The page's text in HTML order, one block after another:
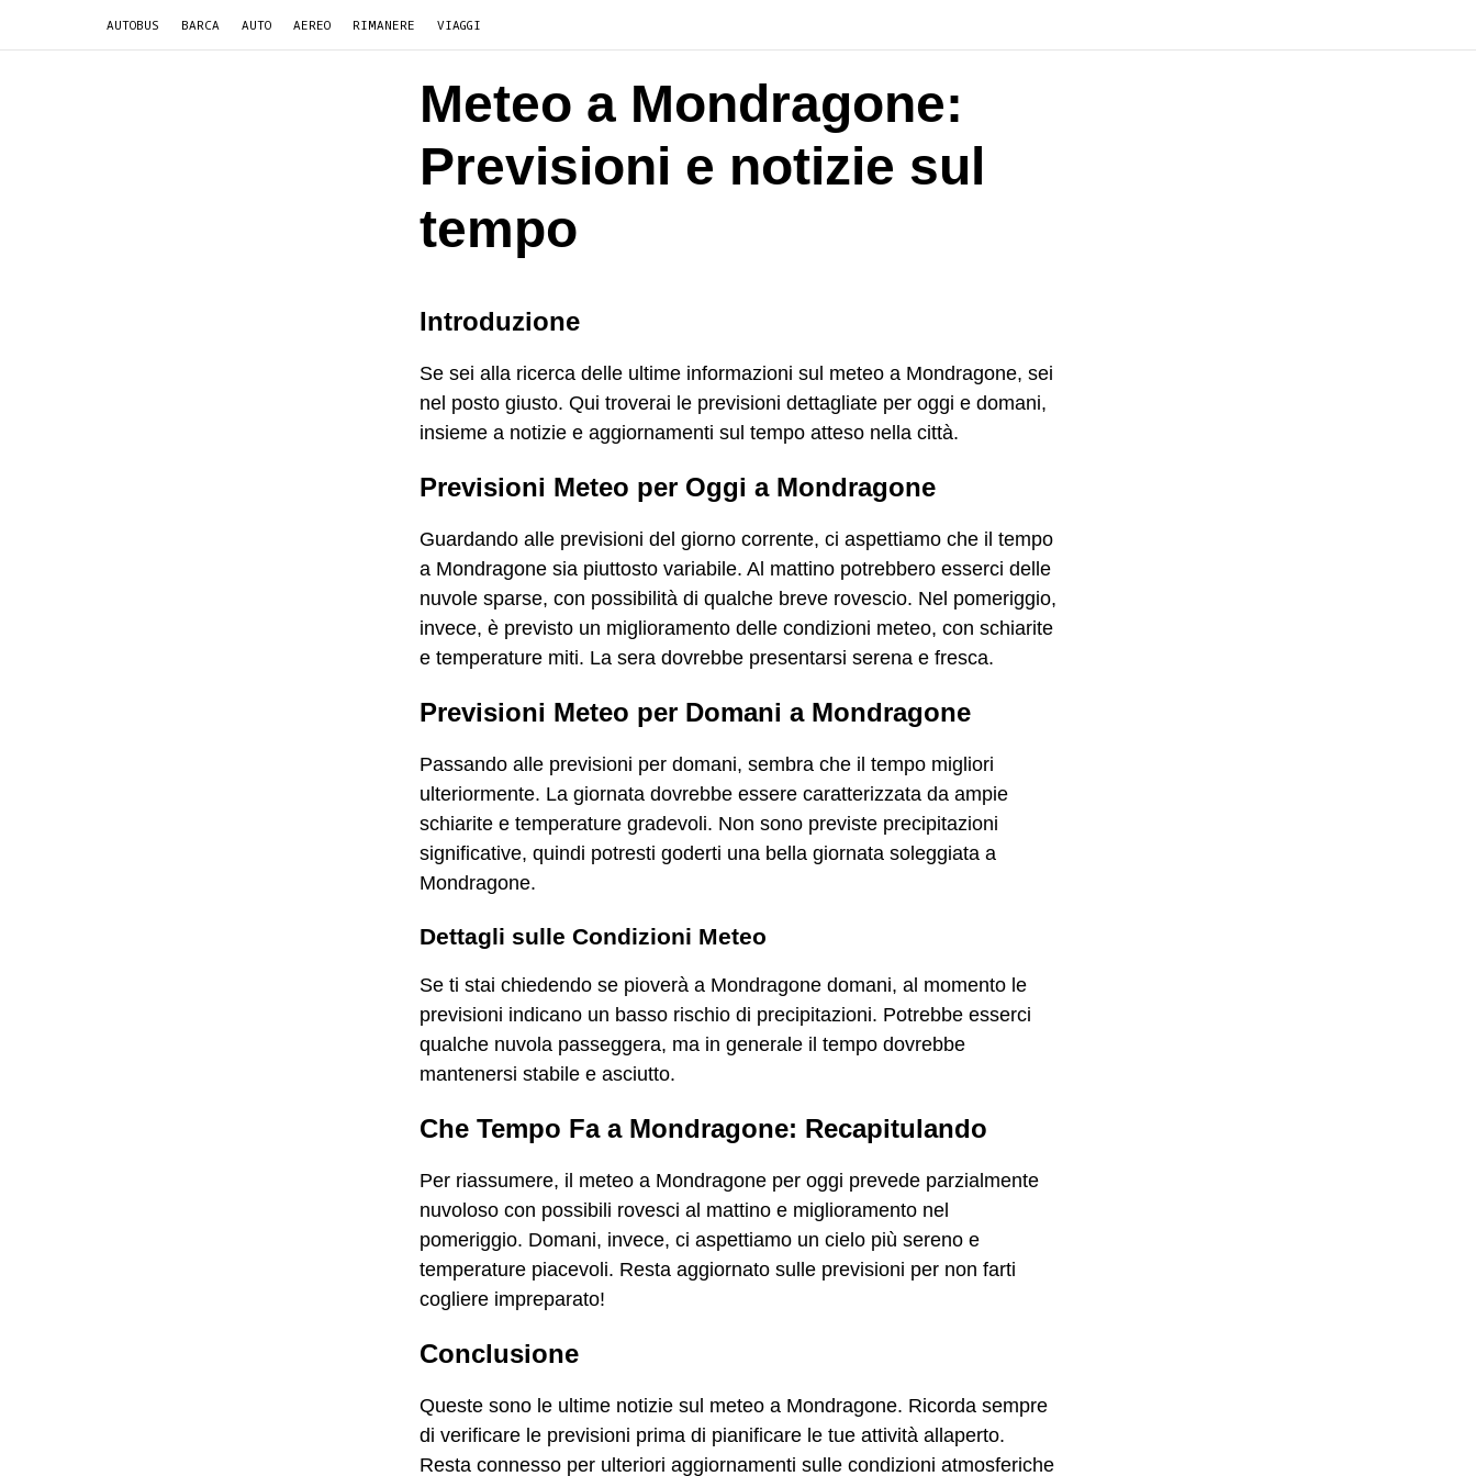
AUTOBUS BARCA AUTO AEREO RIMANERE VIAGGI
Meteo a Mondragone:
Previsioni e notizie sul
tempo
Introduzione
Se sei alla ricerca delle ultime informazioni sul meteo a Mondragone, sei
nel posto giusto. Qui troverai le previsioni dettagliate per oggi e domani,
insieme a notizie e aggiornamenti sul tempo atteso nella città.
Previsioni Meteo per Oggi a Mondragone
Guardando alle previsioni del giorno corrente, ci aspettiamo che il tempo
a Mondragone sia piuttosto variabile. Al mattino potrebbero esserci delle
nuvole sparse, con possibilità di qualche breve rovescio. Nel pomeriggio,
invece, è previsto un miglioramento delle condizioni meteo, con schiarite
e temperature miti. La sera dovrebbe presentarsi serena e fresca.
Previsioni Meteo per Domani a Mondragone
Passando alle previsioni per domani, sembra che il tempo migliori
ulteriormente. La giornata dovrebbe essere caratterizzata da ampie
schiarite e temperature gradevoli. Non sono previste precipitazioni
significative, quindi potresti goderti una bella giornata soleggiata a
Mondragone.
Dettagli sulle Condizioni Meteo
Se ti stai chiedendo se pioverà a Mondragone domani, al momento le
previsioni indicano un basso rischio di precipitazioni. Potrebbe esserci
qualche nuvola passeggera, ma in generale il tempo dovrebbe
mantenersi stabile e asciutto.
Che Tempo Fa a Mondragone: Recapitulando
Per riassumere, il meteo a Mondragone per oggi prevede parzialmente
nuvoloso con possibili rovesci al mattino e miglioramento nel
pomeriggio. Domani, invece, ci aspettiamo un cielo più sereno e
temperature piacevoli. Resta aggiornato sulle previsioni per non farti
cogliere impreparato!
Conclusione
Queste sono le ultime notizie sul meteo a Mondragone. Ricorda sempre
di verificare le previsioni prima di pianificare le tue attività allaperto.
Resta connesso per ulteriori aggiornamenti sulle condizioni atmosferiche